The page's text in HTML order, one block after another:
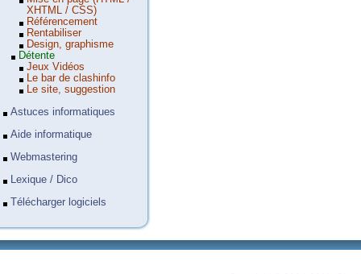
XHTML / CSS)
Référencement
Rentabiliser
Design, graphisme
Détente
Jeux Vidéos
Le bar de clashinfo
Le site, suggestion
Astuces informatiques
Aide informatique
Webmastering
Lexique / Dico
Télécharger logiciels